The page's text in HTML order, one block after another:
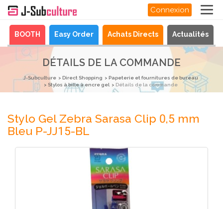
Connexion
BOOTH Easy Order Achats Directs Actualités
DÉTAILS DE LA COMMANDE
J-Subculture Direct Shopping
Papeterie et fournitures de bureau
Stylos à bille à encre gel
Détails de la commande
Stylo Gel Zebra Sarasa Clip 0,5 mm
Bleu P-JJ15-BL